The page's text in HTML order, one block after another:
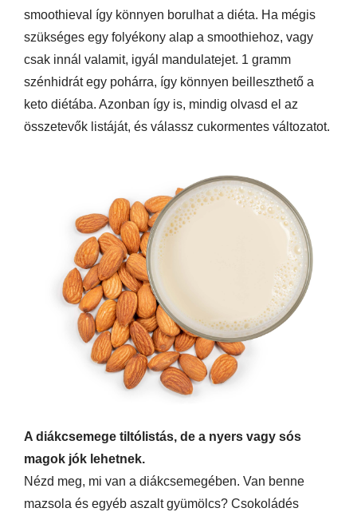
smoothieval így könnyen borulhat a diéta. Ha mégis
szükséges egy folyékony alap a smoothiehoz, vagy
csak innál valamit, igyál mandulatejet. 1 gramm
szénhidrát egy pohárra, így könnyen beilleszthető a
keto diétába. Azonban így is, mindig olvasd el az
összetevők listáját, és válassz cukormentes változatot.
A diákcsemege tiltólistás, de a nyers vagy sós
magok jók lehetnek.
Nézd meg, mi van a diákcsemegében. Van benne
mazsola és egyéb aszalt gyümölcs? Csokoládés